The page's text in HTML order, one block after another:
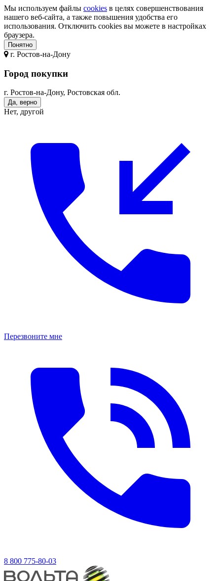
Мы используем файлы cookies в целях совершенствования
нашего веб-сайта, а также повышения удобства его
использования. Отключить cookies вы можете в настройках
браузера.
Понятно
г. Ростов-на-Дону
Город покупки
г. Ростов-на-Дону, Ростовская обл.
Да, верно
Нет, другой
Перезвоните мне
8 800 775-80-03